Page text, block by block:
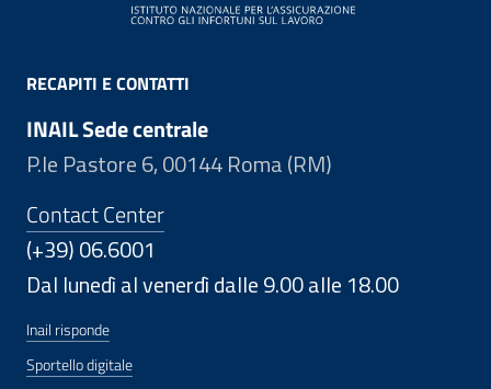
RECAPITI E CONTATTI
INAIL Sede centrale
P.le Pastore 6, 00144 Roma (RM)
Contact Center
(+39) 06.6001
Dal lunedì al venerdì dalle 9.00 alle 18.00
Inail risponde
Sportello digitale